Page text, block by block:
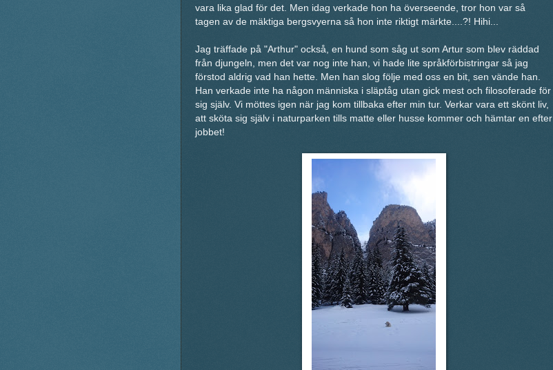
vara lika glad för det. Men idag verkade hon ha överseende, tror hon var så
tagen av de mäktiga bergsvyerna så hon inte riktigt märkte....?! Hihi...
Jag träffade på "Arthur" också, en hund som såg ut som Artur som blev räddad
från djungeln, men det var nog inte han, vi hade lite språkförbistringar så jag
förstod aldrig vad han hette. Men han slog följe med oss en bit, sen vände han.
Han verkade inte ha någon människa i släptåg utan gick mest och filosoferade för
sig själv. Vi möttes igen när jag kom tillbaka efter min tur. Verkar vara ett skönt liv,
att sköta sig själv i naturparken tills matte eller husse kommer och hämtar en efter
jobbet!